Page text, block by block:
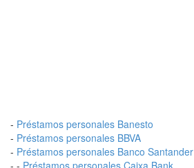
- Préstamos personales Banesto
- Préstamos personales BBVA
- Préstamos personales Banco Santander
- - Préstamos personales Caixa Bank